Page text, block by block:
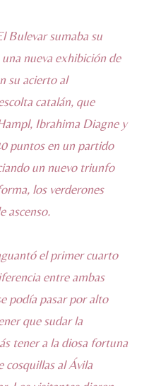
Bulevar sumaba su
nueva exhibición de
su acierto al
catalán, que
Ibrahima Diagne y
puntos en un partido
un nuevo triunfo
los verderones
ascenso.
el primer cuarto
entre ambas
podía pasar por alto
que sudar la
tener a la diosa fortuna
cosquillas al Ávila